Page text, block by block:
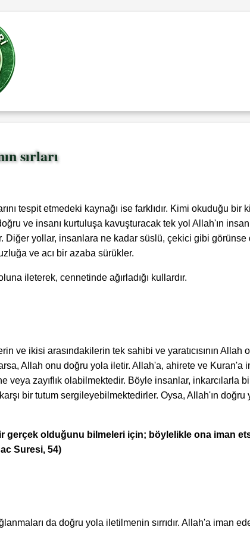
sırları
tespit etmedeki kaynağı ise farklıdır. Kimi okuduğu bir
ve insanı kurtuluşa kavuşturacak tek yol Allah'ın
yollar, insanlara ne kadar süslü, çekici gibi görünse
ve acı bir azaba sürükler.
ileterek, cennetinde ağırladığı kullardır.
ikisi arasındakilerin tek sahibi ve yaratıcısının Allah
Allah onu doğru yola iletir. Allah'a, ahirete ve Kuran'a
zayıflık olabilmektedir. Böyle insanlar, inkarcılarla
bir tutum sergileyebilmektedirler. Oysa, Allah'ın doğru
gerçek olduğunu bilmeleri için; böylelikle ona iman
Suresi, 54)
da doğru yola iletilmenin sırrıdır. Allah'a iman